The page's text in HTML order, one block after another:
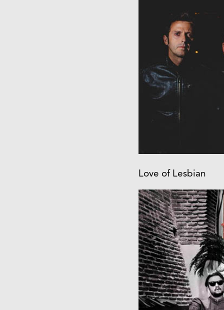
Love of Lesbian